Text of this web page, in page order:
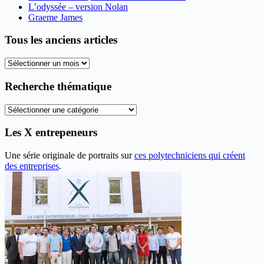
L’odyssée – version Nolan
Graeme James
Tous les anciens articles
Tous
anciens
Recherche thématique
Recherche
Les X entrepeneurs
Une série originale de portraits surces polytechniciens qui créent
des entreprises.